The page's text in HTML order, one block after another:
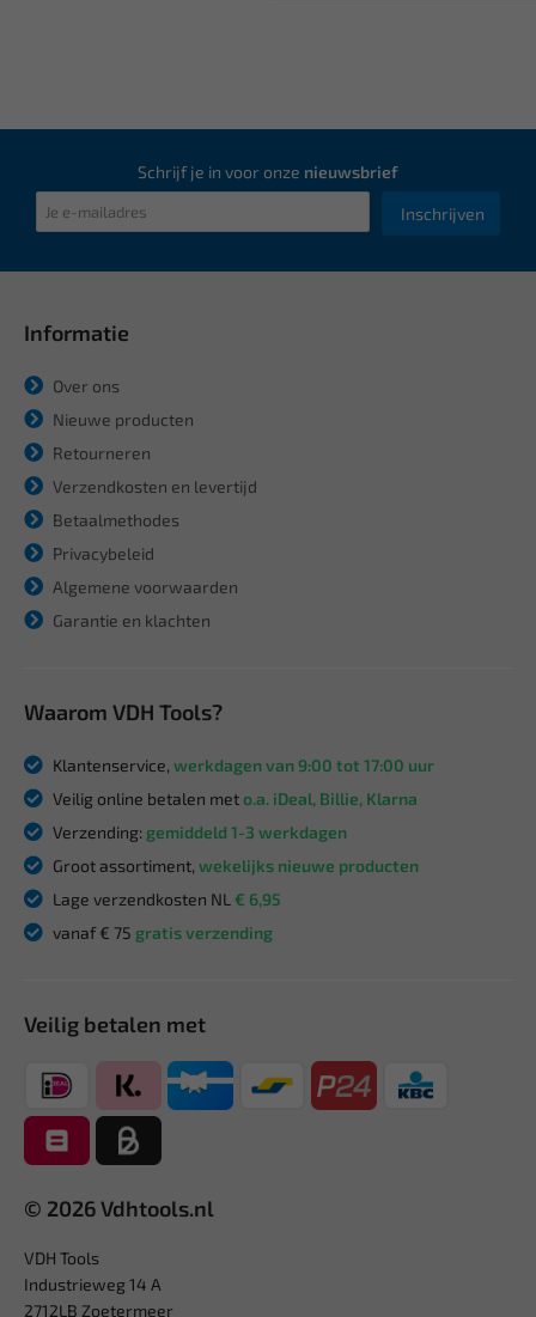
Schrijf je in voor onze nieuwsbrief
Inschrijven
Informatie
Over ons
Nieuwe producten
Retourneren
Verzendkosten en levertijd
Betaalmethodes
Privacybeleid
Algemene voorwaarden
Garantie en klachten
Waarom VDH Tools?
Klantenservice, werkdagen van 9:00 tot 17:00 uur
Veilig online betalen meto.a. iDeal, Billie, Klarna
Verzending: gemiddeld 1-3 werkdagen
Groot assortiment, wekelijks nieuwe producten
Lage verzendkosten NL € 6,95
vanaf € 75 gratis verzending
Veilig betalen met
© 2026 Vdhtools.nl
VDH Tools
Industrieweg 14 A
2712LB Zoetermeer